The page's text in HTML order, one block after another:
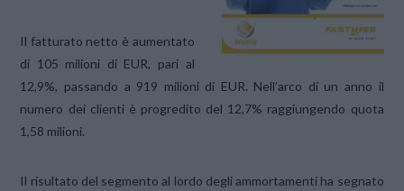
Il fatturato netto è aumentato
di 105 milioni di EUR, pari al
12,9%, passando a 919 milioni di EUR. Nell’arco di un anno il
numero dei clienti è progredito del 12,7% raggiungendo quota
1,58 milioni.
Il risultato del segmento al lordo degli ammortamenti ha segnato